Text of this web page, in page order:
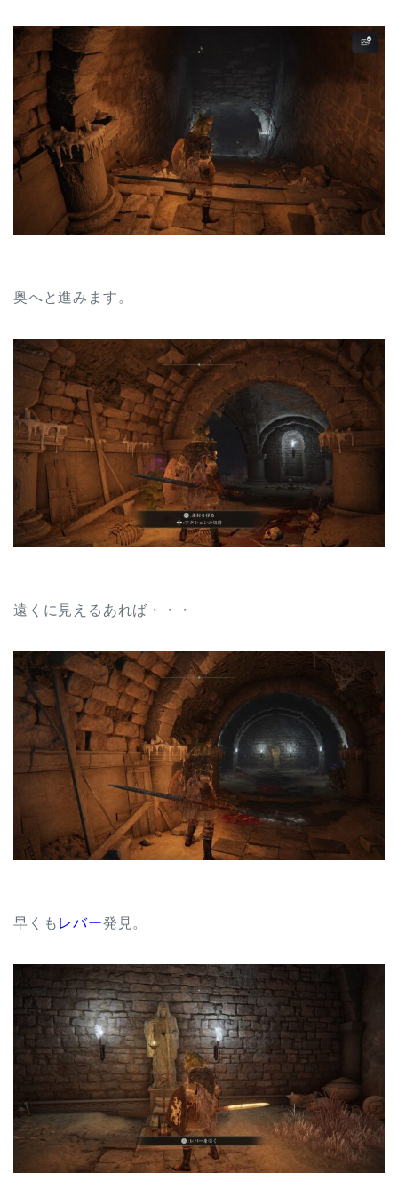
奥へと進みます。
遠くに見えるあれば・・・
早くも レバー発見。